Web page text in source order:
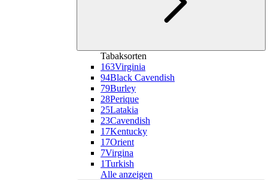
Tabaksorten
163Virginia
94Black Cavendish
79Burley
28Perique
25Latakia
23Cavendish
17Kentucky
17Orient
7Virgina
1Turkish
Alle anzeigen